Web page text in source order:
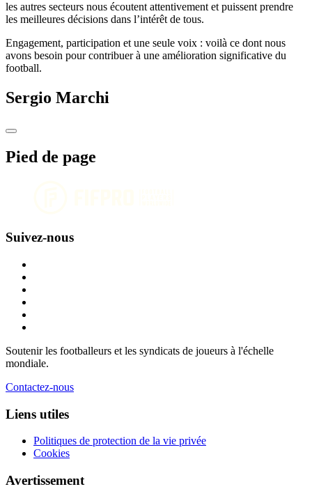
les autres secteurs nous écoutent attentivement et puissent prendre
les meilleures décisions dans l’intérêt de tous.
Engagement, participation et une seule voix : voilà ce dont nous
avons besoin pour contribuer à une amélioration significative du
football.
Sergio Marchi
Pied de page
Suivez-nous
Soutenir les footballeurs et les syndicats de joueurs à l'échelle
mondiale.
Contactez-nous
Liens utiles
Politiques de protection de la vie privée
Cookies
Avertissement